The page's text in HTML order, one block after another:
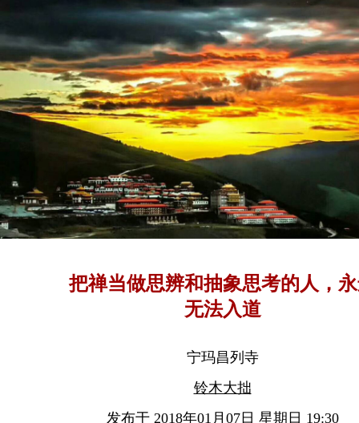
把禅当做思辨和抽象思考的人，
无法入道
宁玛昌列寺
铃木大拙
发布于 2018年01月07日 星期日 19:30